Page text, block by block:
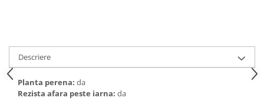
Descriere
Planta perena: da
Rezista afara peste iarna: da